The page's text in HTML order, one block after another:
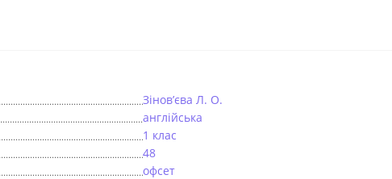
Зінов’єва Л. О.
англійська
1 клас
48
офсет